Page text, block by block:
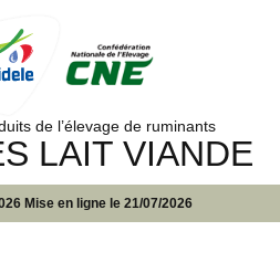
de l’élevage de ruminants
LAIT VIANDE
Mise en ligne le 21/07/2026